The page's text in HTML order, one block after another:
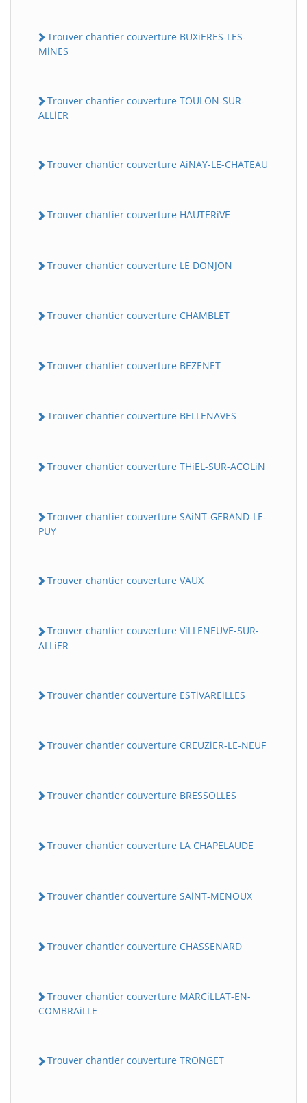
Trouver chantier couverture BUXiERES-LES-
MiNES
Trouver chantier couverture TOULON-SUR-
ALLiER
Trouver chantier couverture AiNAY-LE-CHATEAU
Trouver chantier couverture HAUTERiVE
Trouver chantier couverture LE DONJON
Trouver chantier couverture CHAMBLET
Trouver chantier couverture BEZENET
Trouver chantier couverture BELLENAVES
Trouver chantier couverture THiEL-SUR-ACOLiN
Trouver chantier couverture SAiNT-GERAND-LE-
PUY
Trouver chantier couverture VAUX
Trouver chantier couverture ViLLENEUVE-SUR-
ALLiER
Trouver chantier couverture ESTiVAREiLLES
Trouver chantier couverture CREUZiER-LE-NEUF
Trouver chantier couverture BRESSOLLES
Trouver chantier couverture LA CHAPELAUDE
Trouver chantier couverture SAiNT-MENOUX
Trouver chantier couverture CHASSENARD
Trouver chantier couverture MARCiLLAT-EN-
COMBRAiLLE
Trouver chantier couverture TRONGET